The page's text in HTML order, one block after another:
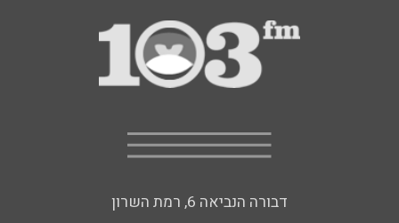
דבורה הנביאה 6, רמת השרון